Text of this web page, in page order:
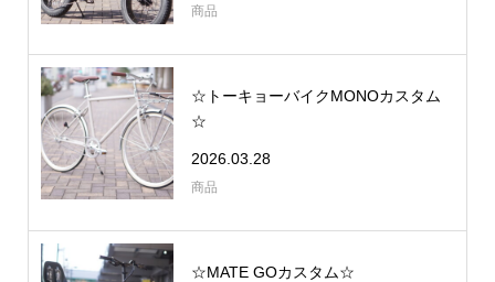
商品
☆トーキョーバイクMONOカスタム
☆
2026.03.28
商品
☆MATE GOカスタム☆